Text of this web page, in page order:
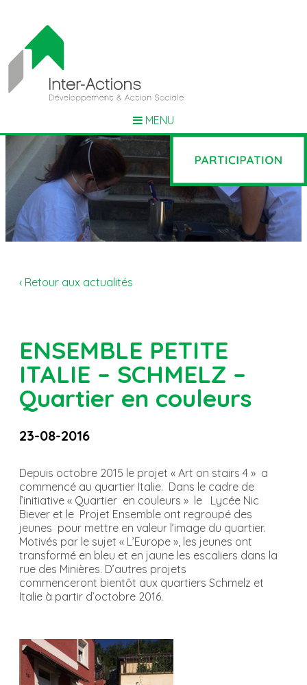
MENU
‹ Retour aux actualités
ENSEMBLE PETITE
ITALIE – SCHMELZ –
Quartier en couleurs
23-08-2016
Depuis octobre 2015 le projet « Art on stairs 4 » a
commencé au quartier Italie. Dans le cadre de
l’initiative « Quartier en couleurs » le Lycée Nic
Biever et le Projet Ensemble ont regroupé des
jeunes pour mettre en valeur l’image du quartier.
Motivés par le sujet « L’Europe », les jeunes ont
transformé en bleu et en jaune les escaliers dans la
rue des Minières. D’autres projets
commenceront bientôt aux quartiers Schmelz et
Italie à partir d’octobre 2016.